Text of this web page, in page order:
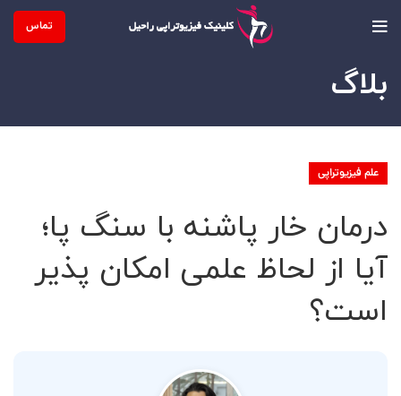
تماس
بلاگ
علم فیزیوتراپی
درمان خار پاشنه با سنگ پا؛
آیا از لحاظ علمی امکان پذیر
است؟